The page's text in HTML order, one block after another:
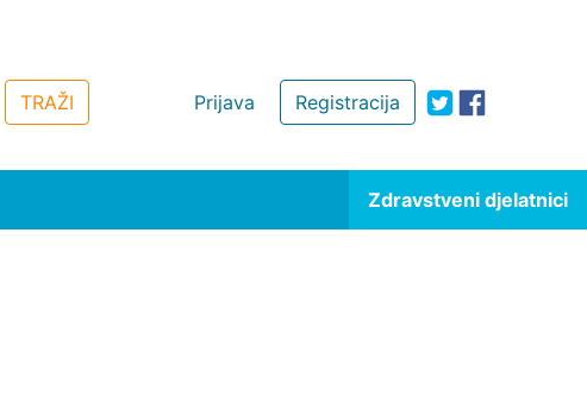
Registracija
Prijava
TRAŽI
Zdravstveni djelatnici